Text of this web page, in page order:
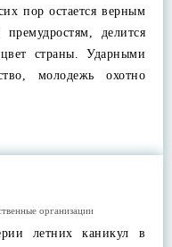
пор остается верным
делится
страны. Ударными
молодежь охотно
организации
летних каникул в